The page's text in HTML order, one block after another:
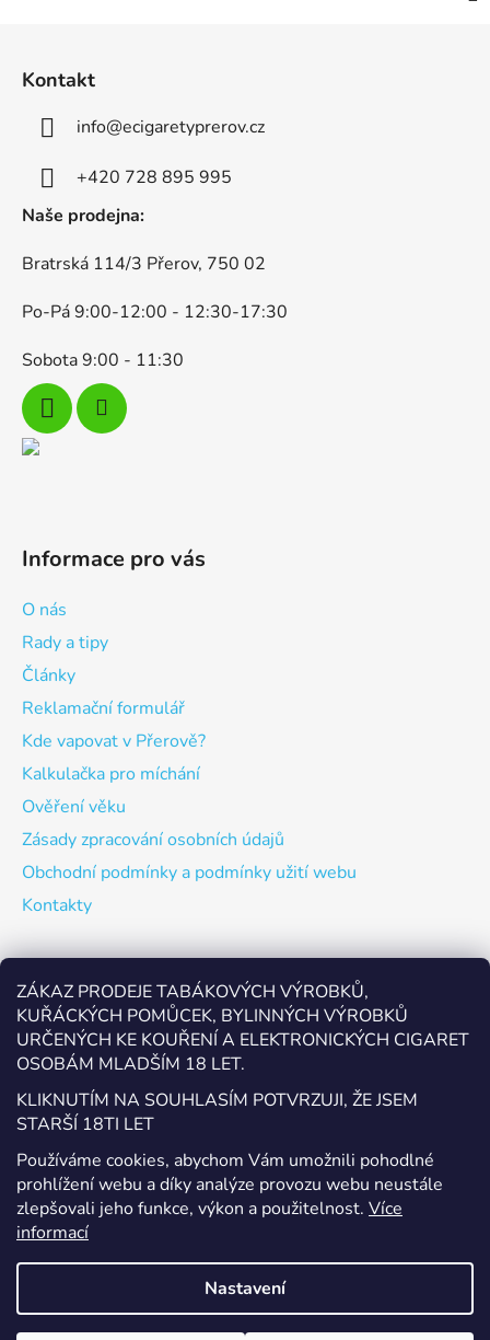
ZÁKAZ PRODEJE TABÁKOVÝCH VÝROBKŮ,
KUŘÁCKÝCH POMŮCEK, BYLINNÝCH VÝROBKŮ
URČENÝCH KE KOUŘENÍ A ELEKTRONICKÝCH CIGARET
OSOBÁM MLADŠÍM 18 LET.
KLIKNUTÍM NA SOUHLASÍM POTVRZUJI, ŽE JSEM
STARŠÍ 18TI LET
Používáme cookies, abychom Vám umožnili pohodlné
prohlížení webu a díky analýze provozu webu neustále
zlepšovali jeho funkce, výkon a použitelnost. Více
informací
Nastavení
Kontakt
info@ecigaretyprerov.cz
+420 728 895 995
Naše prodejna:
Bratrská 114/3 Přerov, 750 02
Po-Pá 9:00-12:00 - 12:30-17:30
Sobota 9:00 - 11:30
Informace pro vás
O nás
Rady a tipy
Články
Reklamační formulář
Kde vapovat v Přerově?
Kalkulačka pro míchání
Ověření věku
Zásady zpracování osobních údajů
Obchodní podmínky a podmínky užití webu
Kontakty
Odebírat newsletter
Vložte svůj e-mail a my vám budeme zasílat informace o
nových produktech na našem e-shopu.
E-mail
Vložením e-mailu souhlasíte s
podmínkami ochrany
osobních údajů
PŘIHLÁSIT SE